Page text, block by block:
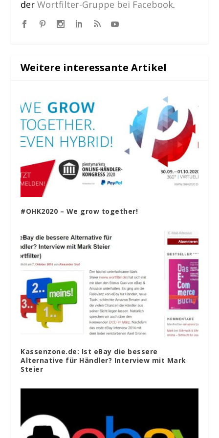
derWortfilter-Gruppe bei Facebook.
Weitere interessante Artikel
#OHK2020 – We grow together!
Kassenzone.de: Ist eBay die bessere
Alternative für Händler? Interview mit Mark
Steier